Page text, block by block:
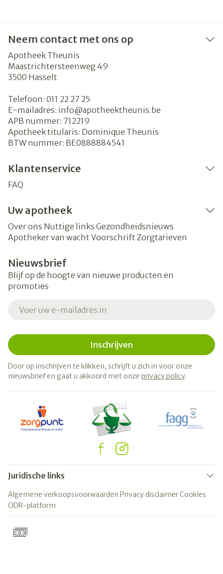
Neem contact met ons op
Apotheek Theunis
Maastrichtersteenweg 49
3500 Hasselt
Telefoon: 011 22 27 25
E-mailadres: info@apotheektheunis.be
APB nummer: 712219
Apotheek titularis: Dominique Theunis
BTW nummer: BE0888884541
Klantenservice
FAQ
Uw apotheek
Over ons Nuttige links Gezondheidsnieuws
Apotheker van wacht Voorschrift Zorgtarieven
Nieuwsbrief
Blijf op de hoogte van nieuwe producten en
promoties
Inschrijven
Door op inschrijven te klikken, schrijft u zich in voor onze
nieuwsbrief en gaat u akkoord met onze privacy policy.
Juridische links
Algemene verkoopsvoorwaarden Privacy disclaimerCookies
ODR-platform